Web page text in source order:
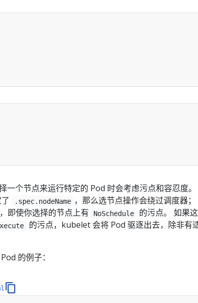
一个节点来运行特定的 Pod 时会考虑污点和容忍度
.spec.nodeName ，那么选节点操作会绕过调度器
即使你选择的节点上有
NoSchedule
的污点。 如果
的污点，kubelet 会将 Pod 驱逐出去，除非有
的例子：